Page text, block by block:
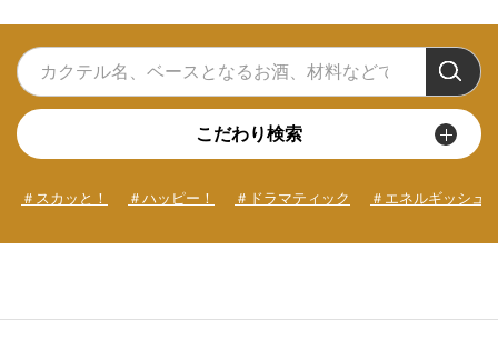
こだわり検索
＃スカッと！ ＃ハッピー！ ＃ドラマティック ＃エネルギッシュ